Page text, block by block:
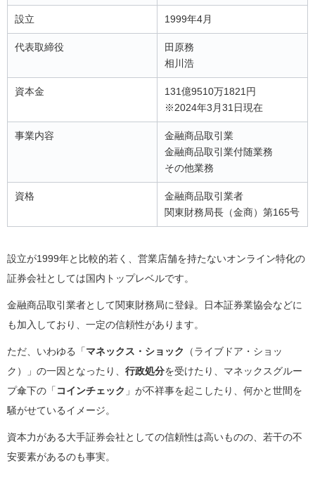
設立 1999年4月
代表取締役
田原務
相川浩
資本金
131億9510万1821円
※2024年3月31日現在
事業内容
金融商品取引業
金融商品取引業付随業務
その他業務
資格
金融商品取引業者
関東財務局長（金商）第165号
設立が1999年と比較的若く、営業店舗を持たないオンライン特化の
証券会社としては国内トップレベルです。
金融商品取引業者として関東財務局に登録。日本証券業協会などに
も加入しており、一定の信頼性があります。
ただ、いわゆる「マネックス・ショック
（ライブドア・ショッ
ク）」の一因となったり、 行政処分を受けたり、マネックスグルー
プ傘下の「 コインチェック 」が不祥事を起こしたり、何かと世間を
騒がせているイメージ。
資本力がある大手証券会社としての信頼性は高いものの、若干の不
安要素があるのも事実。